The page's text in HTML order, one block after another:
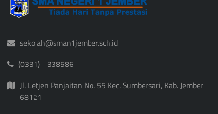
sekolah@sman1jember.sch.id
(0331) - 338586
Jl. Letjen Panjaitan No. 55 Kec. Sumbersari, Kab. Jember
68121